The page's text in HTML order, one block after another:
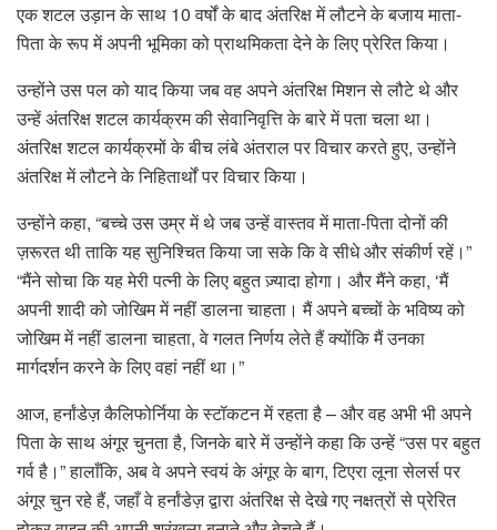
एक शटल उड़ान के साथ 10 वर्षों के बाद अंतरिक्ष में लौटने के बजाय माता-
पिता के रूप में अपनी भूमिका को प्राथमिकता देने के लिए प्रेरित किया।
उन्होंने उस पल को याद किया जब वह अपने अंतरिक्ष मिशन से लौटे थे और
उन्हें अंतरिक्ष शटल कार्यक्रम की सेवानिवृत्ति के बारे में पता चला था।
अंतरिक्ष शटल कार्यक्रमों के बीच लंबे अंतराल पर विचार करते हुए, उन्होंने
अंतरिक्ष में लौटने के निहितार्थों पर विचार किया।
उन्होंने कहा, “बच्चे उस उम्र में थे जब उन्हें वास्तव में माता-पिता दोनों की
ज़रूरत थी ताकि यह सुनिश्चित किया जा सके कि वे सीधे और संकीर्ण रहें।”
“मैंने सोचा कि यह मेरी पत्नी के लिए बहुत ज़्यादा होगा। और मैंने कहा, ‘मैं
अपनी शादी को जोखिम में नहीं डालना चाहता। मैं अपने बच्चों के भविष्य को
जोखिम में नहीं डालना चाहता, वे गलत निर्णय लेते हैं क्योंकि मैं उनका
मार्गदर्शन करने के लिए वहां नहीं था।”
आज, हर्नांडेज़ कैलिफोर्निया के स्टॉकटन में रहता है – और वह अभी भी अपने
पिता के साथ अंगूर चुनता है, जिनके बारे में उन्होंने कहा कि उन्हें “उस पर बहुत
गर्व है।” हालाँकि, अब वे अपने स्वयं के अंगूर के बाग, टिएरा लूना सेलर्स पर
अंगूर चुन रहे हैं, जहाँ वे हर्नांडेज़ द्वारा अंतरिक्ष से देखे गए नक्षत्रों से प्रेरित